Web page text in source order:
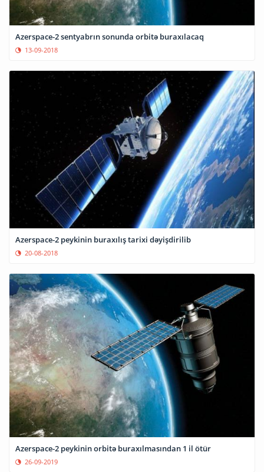
Azerspace-2 sentyabrın sonunda orbitə buraxılacaq
13-09-2018
Azerspace-2 peykinin buraxılış tarixi dəyişdirilib
20-08-2018
Azerspace-2 peykinin orbitə buraxılmasından 1 il ötür
26-09-2019